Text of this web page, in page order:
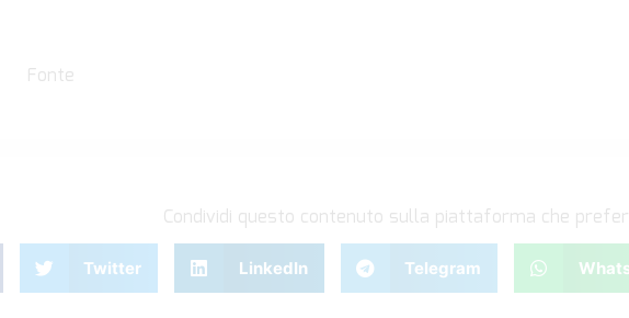
Fonte
Condividi questo contenuto sulla piattaforma che
Twitter LinkedIn Telegram